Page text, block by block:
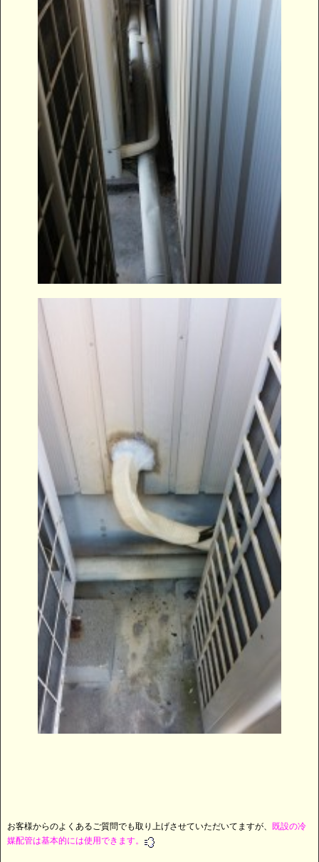
お客様からのよくあるご質問でも取り上げさせていただいてますが、 既設の冷
媒配管は基本的には使用できます。